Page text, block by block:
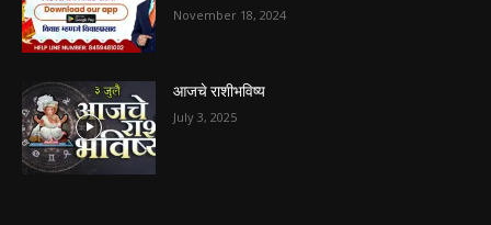
November 18, 2024
आजचे राशीभविष्य
July 3, 2025